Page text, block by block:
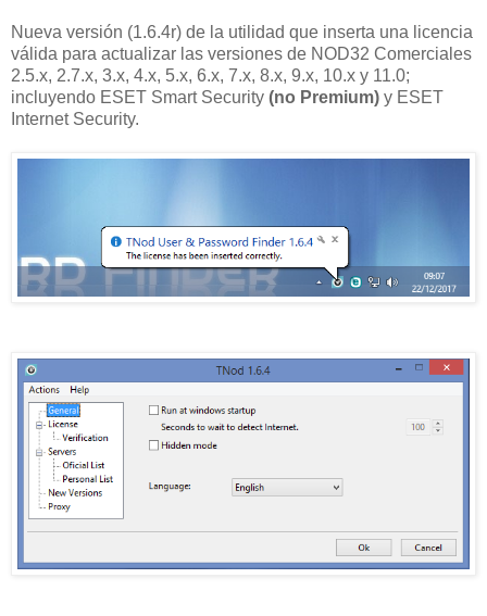
Nueva versión (1.6.4r) de la utilidad que inserta una licencia
válida para actualizar las versiones de NOD32 Comerciales
2.5.x, 2.7.x, 3.x, 4.x, 5.x, 6.x, 7.x, 8.x, 9.x, 10.x y 11.0;
incluyendo ESET Smart Security (no Premium) y ESET
Internet Security.